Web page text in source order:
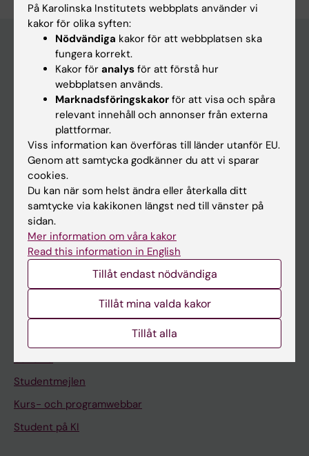
Huvudmeny
Utbildning
Forskarutbildning
Forskning
Om KI
På gång
Nyheter
Kalender
Student
Ladok
Studentmejlen
Kurs- och programwebbar
Student på KI
På Karolinska Institutets webbplats använder vi
kakor för olika syften:
Nödvändiga kakor för att webbplatsen ska
fungera korrekt.
Kakor för analys för att förstå hur
webbplatsen används.
Marknadsföringskakor för att visa och spåra
relevant innehåll och annonser från externa
plattformar.
Viss information kan överföras till länder utanför EU.
Genom att samtycka godkänner du att vi sparar
cookies.
Du kan när som helst ändra eller återkalla ditt
samtycke via kakikonen längst ned till vänster på
sidan.
Mer information om våra kakor
Read this information in English
Tillåt endast nödvändiga
Tillåt mina valda kakor
Tillåt alla